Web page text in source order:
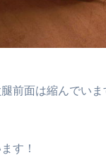
前面は縮んでいま
す！